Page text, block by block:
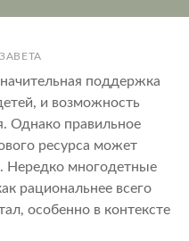
поддержка
и возможность
Однако правильное
ресурса может
Нередко многодетные
рациональнее всего
особенно в контексте